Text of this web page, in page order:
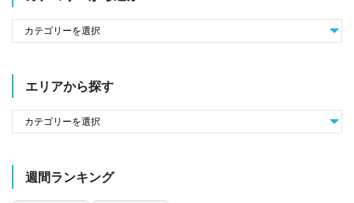
エリアから探す
週間ランキング